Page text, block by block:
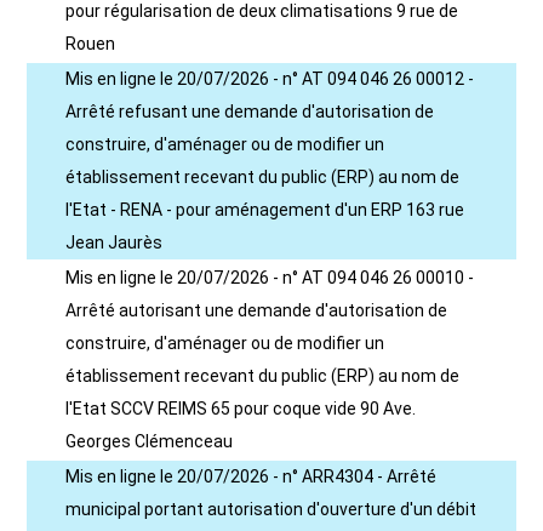
pour régularisation de deux climatisations 9 rue de
Rouen
Mis en ligne le 20/07/2026 - n° AT 094 046 26 00012 -
Arrêté refusant une demande d'autorisation de
construire, d'aménager ou de modifier un
établissement recevant du public (ERP) au nom de
l'Etat - RENA - pour aménagement d'un ERP 163 rue
Jean Jaurès
Mis en ligne le 20/07/2026 - n° AT 094 046 26 00010 -
Arrêté autorisant une demande d'autorisation de
construire, d'aménager ou de modifier un
établissement recevant du public (ERP) au nom de
l'Etat SCCV REIMS 65 pour coque vide 90 Ave.
Georges Clémenceau
Mis en ligne le 20/07/2026 - n° ARR4304 - Arrêté
municipal portant autorisation d'ouverture d'un débit